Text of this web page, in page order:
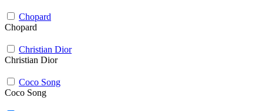
Chopard
Chopard
Christian Dior
Christian Dior
Coco Song
Coco Song